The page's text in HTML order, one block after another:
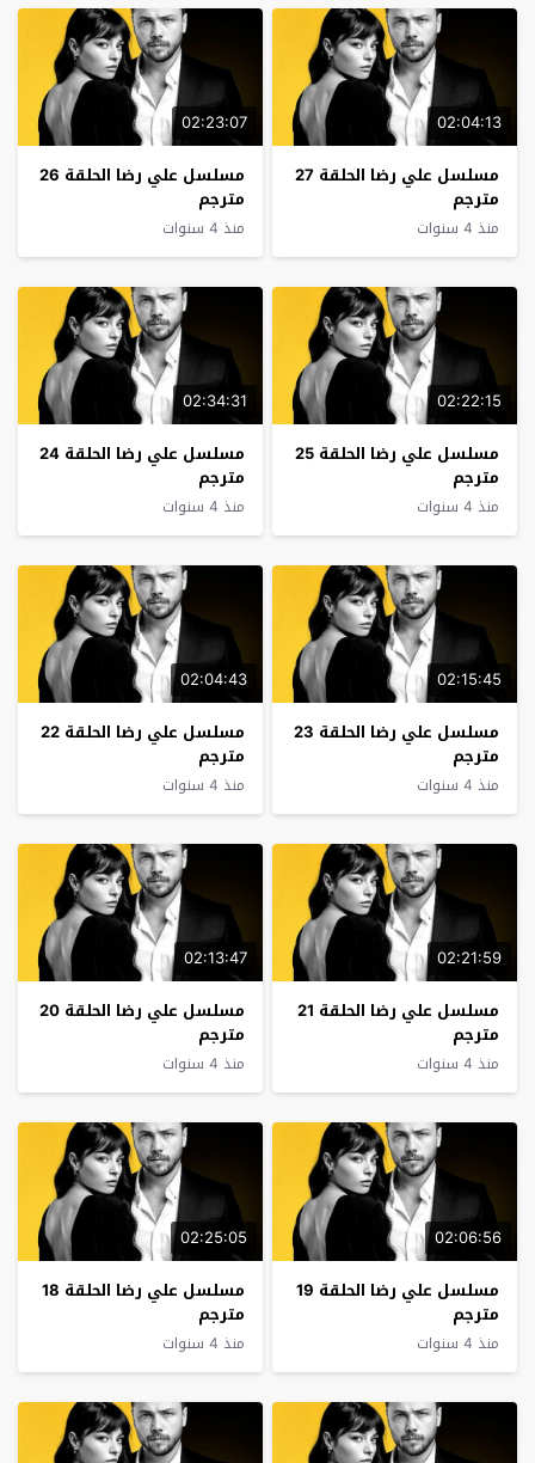
02:04:13
مسلسل علي رضا الحلقة 27
مترجم
منذ 4 سنوات
02:23:07
مسلسل علي رضا الحلقة 26
مترجم
منذ 4 سنوات
02:22:15
مسلسل علي رضا الحلقة 25
مترجم
منذ 4 سنوات
02:34:31
مسلسل علي رضا الحلقة 24
مترجم
منذ 4 سنوات
02:15:45
مسلسل علي رضا الحلقة 23
مترجم
منذ 4 سنوات
02:04:43
مسلسل علي رضا الحلقة 22
مترجم
منذ 4 سنوات
02:21:59
مسلسل علي رضا الحلقة 21
مترجم
منذ 4 سنوات
02:13:47
مسلسل علي رضا الحلقة 20
مترجم
منذ 4 سنوات
02:06:56
مسلسل علي رضا الحلقة 19
مترجم
منذ 4 سنوات
02:25:05
مسلسل علي رضا الحلقة 18
مترجم
منذ 4 سنوات